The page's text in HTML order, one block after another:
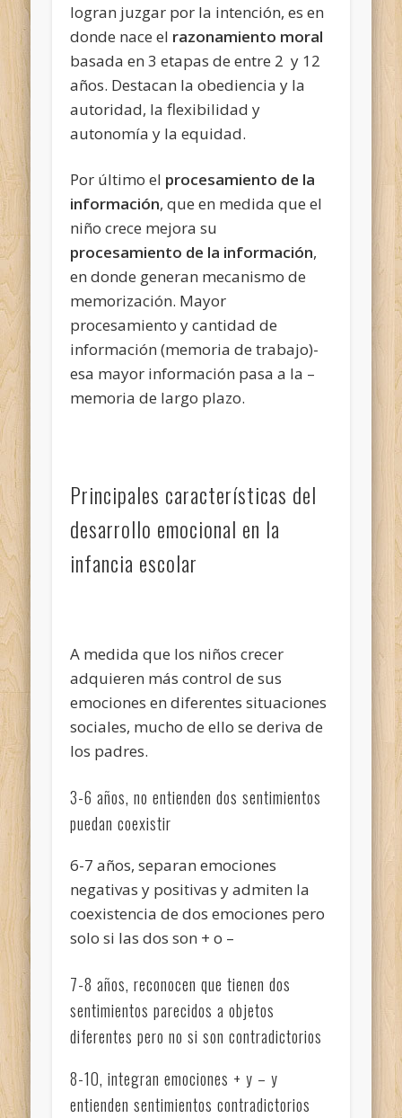
logran juzgar por la intención, es en
donde nace el razonamiento moral
basada en 3 etapas de entre 2 y 12
años. Destacan la obediencia y la
autoridad, la flexibilidad y
autonomía y la equidad.
Por último el procesamiento de la
información, que en medida que el
niño crece mejora su
procesamiento de la información,
en donde generan mecanismo de
memorización. Mayor
procesamiento y cantidad de
información (memoria de trabajo)-
esa mayor información pasa a la –
memoria de largo plazo.
Principales características del
desarrollo emocional en la
infancia escolar
A medida que los niños crecer
adquieren más control de sus
emociones en diferentes situaciones
sociales, mucho de ello se deriva de
los padres.
3-6 años, no entienden dos sentimientos
puedan coexistir
6-7 años, separan emociones
negativas y positivas y admiten la
coexistencia de dos emociones pero
solo si las dos son + o –
7-8 años, reconocen que tienen dos
sentimientos parecidos a objetos
diferentes pero no si son contradictorios
8-10, integran emociones + y – y
entienden sentimientos contradictorios